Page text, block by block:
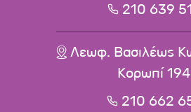
210 639
Λεωφ. Βασιλέως
Κορωπί
210 662